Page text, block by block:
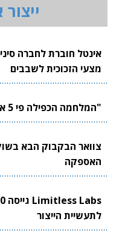
אינטל חוברת לחברה
מצעי הזכוכית לשבבים
"המלחמה הכפילה פי 5 את שוק הייצור המיידי"
האספקה
לתעשיית הייצור